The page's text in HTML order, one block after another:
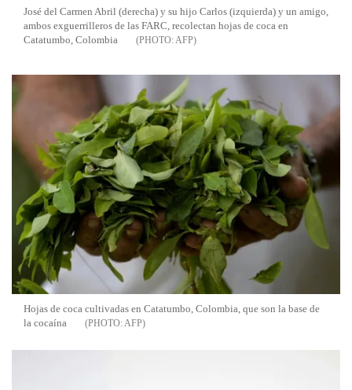
José del Carmen Abril (derecha) y su hijo Carlos (izquierda) y un amigo,
ambos exguerrilleros de las FARC, recolectan hojas de coca en
Catatumbo, Colombia
AFP
Hojas de coca cultivadas en Catatumbo, Colombia, que son la base de
la cocaína
AFP